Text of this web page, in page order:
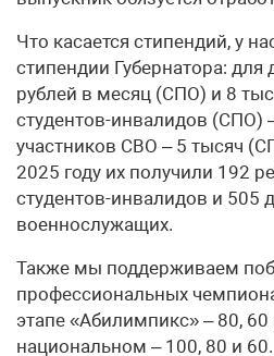
Что касается стипендий, у
стипендии Губернатора: для
рублей в месяц (СПО) и 8
студентов-инвалидов (СПО)
участников СВО – 5 тысяч
2025 году их получили 192
студентов-инвалидов и 505
военнослужащих.
Также мы поддерживаем
профессиональных
этапе «Абилимпикс» – 80,
национальном – 100, 80 и